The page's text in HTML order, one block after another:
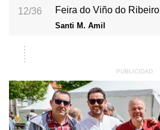
12/36 Feira do Viño do Ribeiro
Santi M. Amil